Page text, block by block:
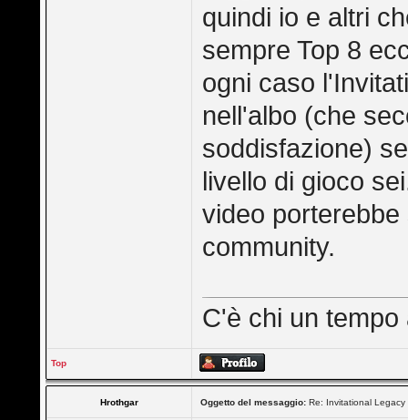
quindi io e altri
sempre Top 8
ogni caso
nell'albo (che
soddisfazione)
livello di gioco
video
community.
C'è chi un
Top
Hrothgar Oggetto del messaggio: Re: Invitational Legacy